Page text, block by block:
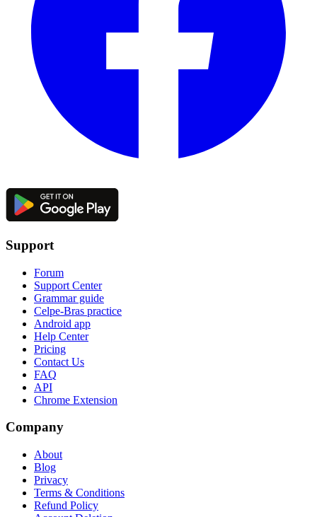
Support
Forum
Support Center
Grammar guide
Celpe-Bras practice
Android app
Help Center
Pricing
Contact Us
FAQ
API
Chrome Extension
Company
About
Blog
Privacy
Terms & Conditions
Refund Policy